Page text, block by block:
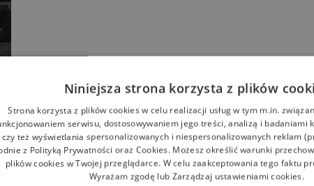
Niniejsza strona korzysta z plików
Strona korzysta z plików cookies w celu realizacji usług w tym m.in.
serwisu, dostosowywaniem jego treści, analizą i badaniami
czy też wyświetlania spersonalizowanych i niespersonalizowanych reklam
z Polityką Prywatności oraz Cookies. Możesz określić warunki
plików cookies w Twojej przeglądarce. W celu zaakceptowania tego faktu
Wyrażam zgodę lub Zarządzaj ustawieniami cookies.